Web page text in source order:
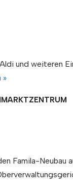
und weiteren
»
Famila-Neubau